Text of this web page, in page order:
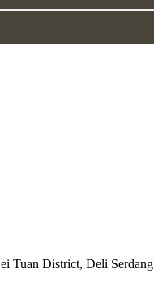
Tuan District, Deli